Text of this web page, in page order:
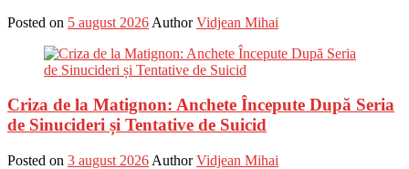
Posted on 5 august 2026 Author Vidjean Mihai
Criza de la Matignon: Anchete Începute După Seria
de Sinucideri și Tentative de Suicid
Posted on 3 august 2026 Author Vidjean Mihai